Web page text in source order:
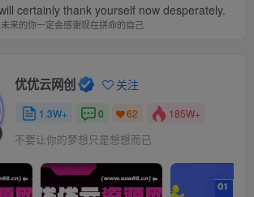
certainly thank yourself now desperately.
未来的你一定会感谢现在拼命的自己
优优云网创 关注
1.3W+ 0 62 185W+
不要让你的梦想只是想想而已